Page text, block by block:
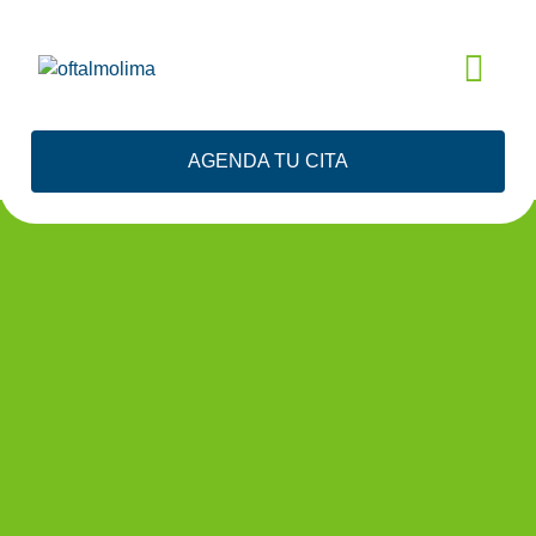
AGENDA TU CITA
EVALUACIÓN
GRATIS